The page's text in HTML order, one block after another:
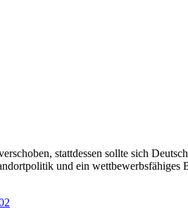
stattdessen sollte sich
und ein wettbewerbsfähiges